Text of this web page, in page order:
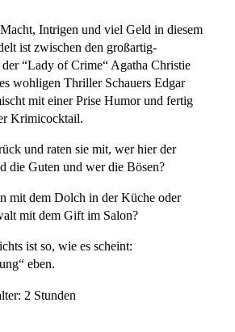
Intrigen und viel Geld in diesem
ist zwischen den großartig-
“Lady of Crime“ Agatha Christie
wohligen Thriller Schauers Edgar
mit einer Prise Humor und fertig
Krimicocktail.
und raten sie mit, wer hier der
die Guten und wer die Bösen?
mit dem Dolch in der Küche oder
mit dem Gift im Salon?
ist so, wie es scheint:
eben.
2 Stunden